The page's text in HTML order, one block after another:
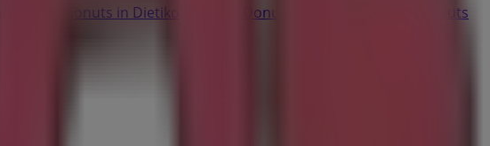
Royal Donuts in Dietikon Royal Donuts in Opfikon
Royal Donuts